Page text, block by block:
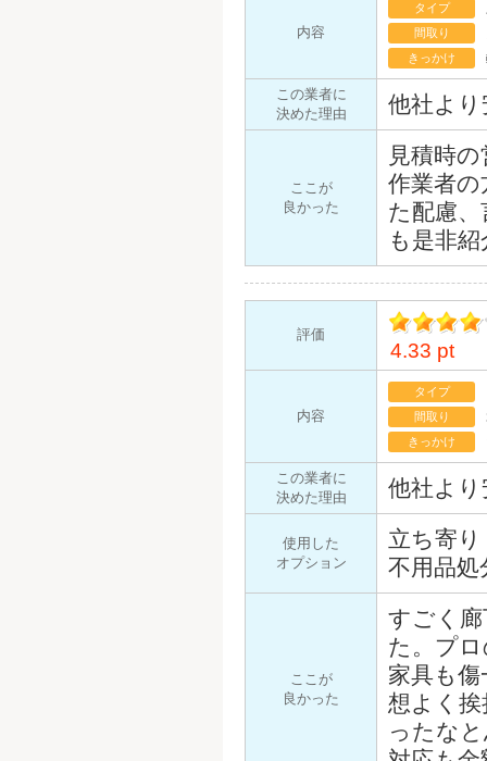
内容
タイプ
間取り
きっかけ
この業者に
決めた理由
他社よ
ここが
良かった
見積時
作業者
た配慮
も是非
評価
イント
4.33 pt
内容
タイプ
間取り
きっかけ
この業者に
決めた理由
他社よ
使用した
オプション
立ち寄り
不用品処
ここが
良かった
すごく
た。プ
家具も
想よく
ったな